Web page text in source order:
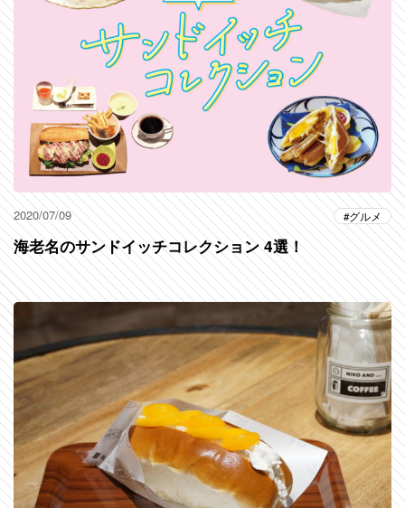
2020/07/09 グルメ
海老名のサンドイッチコレクション 4選！